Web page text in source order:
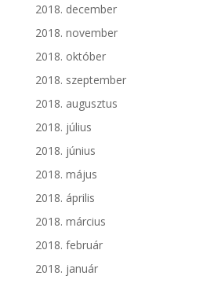
2018. december
2018. november
2018. október
2018. szeptember
2018. augusztus
2018. július
2018. június
2018. május
2018. április
2018. március
2018. február
2018. január